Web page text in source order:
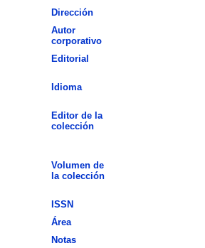
Dirección
Autor
corporativo
Editorial
Idioma
Editor de la
colección
Volumen de
la colección
ISSN
Área
Notas